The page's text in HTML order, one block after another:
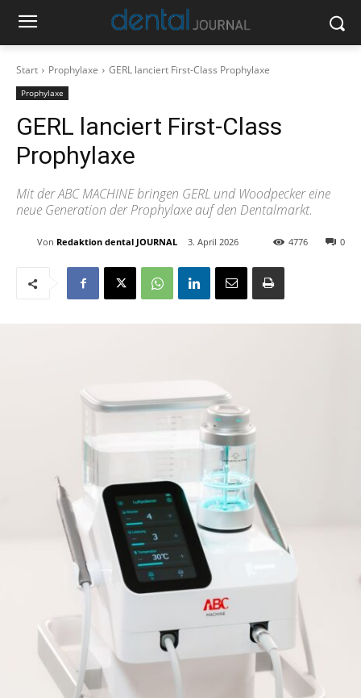
Start Prophylaxe GERL lanciert First-Class Prophylaxe
Prophylaxe
GERL lanciert First-Class
Prophylaxe
Mit der ABC MACHINE bringen GERL und Woodpecker eine
neue Generation der Prophylaxe auf den Dentalmarkt.
Von Redaktion dental JOURNAL 3. April 2026 0
4776